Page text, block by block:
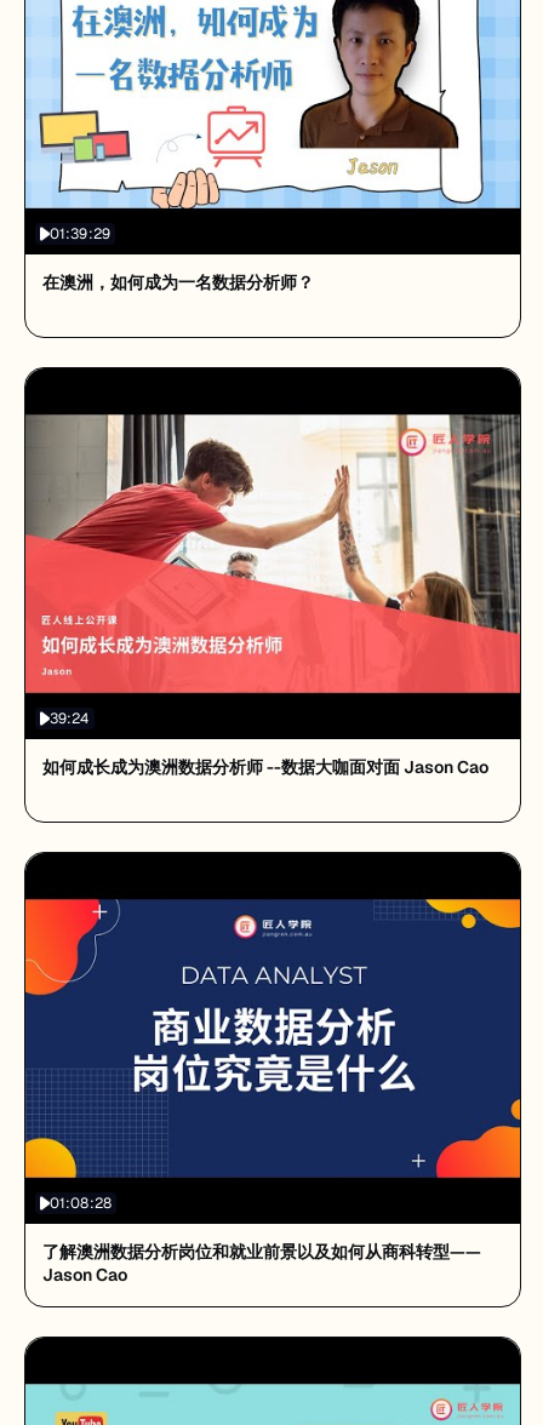
01:39:29
在澳洲，如何成为一名数据分析师？
39:24
如何成长成为澳洲数据分析师 --数据大咖面对面 Jason Cao
01:08:28
了解澳洲数据分析岗位和就业前景以及如何从商科转型——
Jason Cao